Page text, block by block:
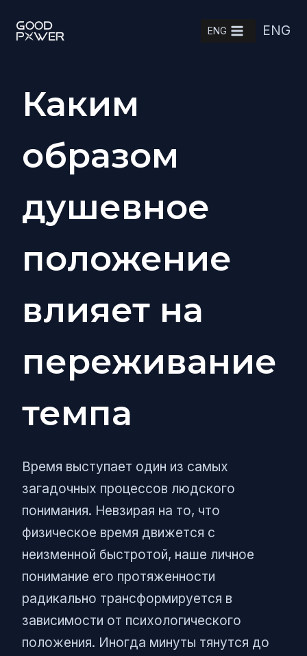
ENG ENG
Каким
образом
душевное
положение
влияет на
переживание
темпа
Время выступает один из самых
загадочных процессов людского
понимания. Невзирая на то, что
физическое время движется с
неизменной быстротой, наше личное
понимание его протяженности
радикально трансформируется в
зависимости от психологического
положения. Иногда минуты тянутся до